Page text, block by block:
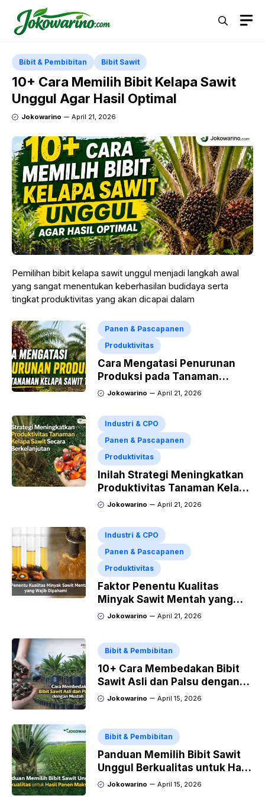
Langsung
Bibit & Pembibitan Bibit Sawit
10+ Cara Memilih Bibit Kelapa Sawit
Unggul Agar Hasil Optimal
Jokowarino April 21, 2026
Pemilihan bibit kelapa sawit unggul menjadi langkah awal
yang sangat menentukan keberhasilan budidaya serta
tingkat produktivitas yang akan dicapai dalam
Panen & Pascapanen
Produktivitas
Cara Mengatasi Penurunan
Produksi pada Tanaman
Kelapa Sawit Tua
Jokowarino April 21, 2026
Industri & CPO
Panen & Pascapanen
Produktivitas
Inilah Strategi Meningkatkan
Produktivitas Tanaman Kelapa
Sawit Secara Berkelanjutan
Jokowarino April 21, 2026
Industri & CPO
Panen & Pascapanen
Produktivitas
Faktor Penentu Kualitas
Minyak Sawit Mentah yang
Wajib Dipahami
Jokowarino April 21, 2026
Bibit & Pembibitan
10+ Cara Membedakan Bibit
Sawit Asli dan Palsu dengan
Mudah
Jokowarino April 15, 2026
Bibit & Pembibitan
Panduan Memilih Bibit Sawit
Unggul Berkualitas untuk Hasil
Panen Maksimal
Jokowarino April 15, 2026